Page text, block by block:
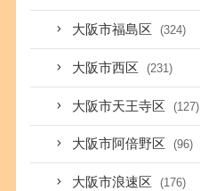
大阪市福島区 (324)
大阪市西区 (231)
大阪市天王寺区 (127)
大阪市阿倍野区 (96)
大阪市浪速区 (176)